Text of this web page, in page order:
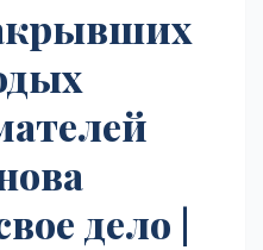
дело |